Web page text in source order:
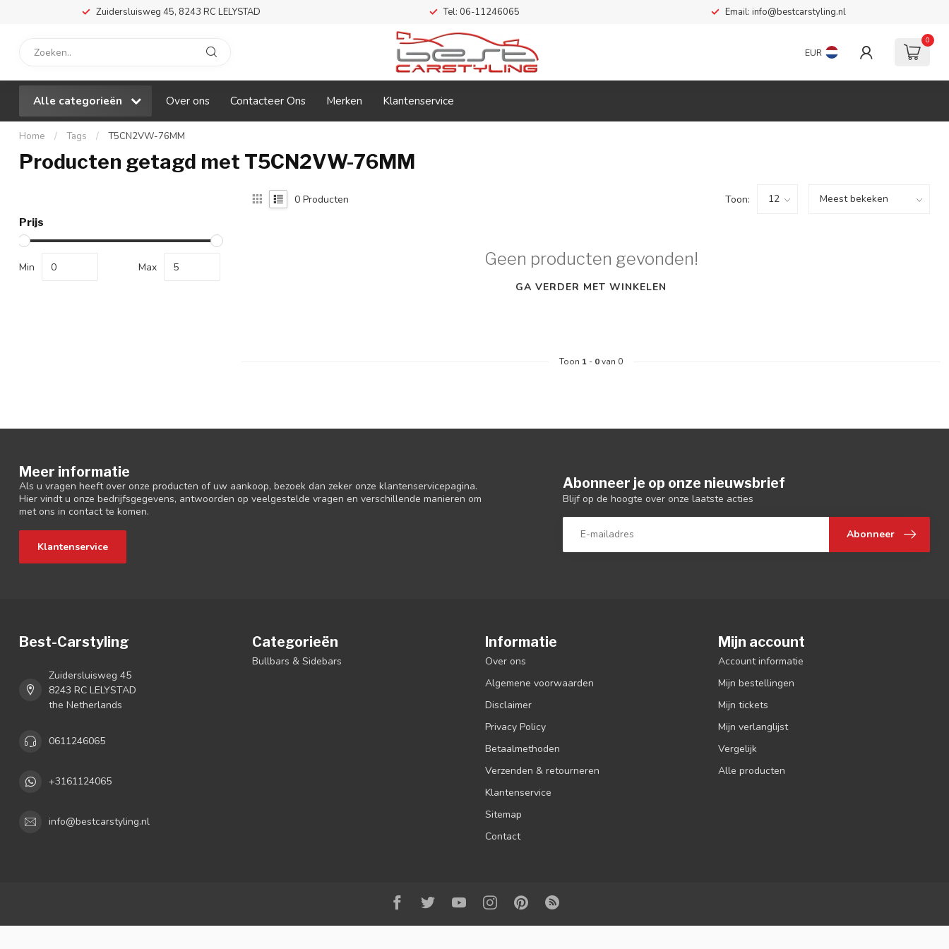
Zuidersluisweg 45, 8243 RC LELYSTAD Tel: 06-11246065 Email: info@bestcarstyling.nl
EUR
0
Alle categorieën Over ons Contacteer Ons Merken Klantenservice
Home / Tags / T5CN2VW-76MM
Producten getagd met T5CN2VW-76MM
Prijs
Min Max
0 Producten Toon:
Geen producten gevonden!
GA VERDER MET WINKELEN
Toon 1 - 0van 0
Meer informatie
Als u vragen heeft over onze producten of uw aankoop, bezoek dan zeker onze klantenservicepagina.
Hier vindt u onze bedrijfsgegevens, antwoorden op veelgestelde vragen en verschillende manieren om
met ons in contact te komen.
Klantenservice
Abonneer je op onze nieuwsbrief
Blijf op de hoogte over onze laatste acties
Abonneer
Best-Carstyling
Zuidersluisweg 45
8243 RC LELYSTAD
the Netherlands
0611246065
+3161124065
info@bestcarstyling.nl
Categorieën
Bullbars & Sidebars
Informatie
Over ons
Algemene voorwaarden
Disclaimer
Privacy Policy
Betaalmethoden
Verzenden & retourneren
Klantenservice
Sitemap
Contact
Mijn account
Account informatie
Mijn bestellingen
Mijn tickets
Mijn verlanglijst
Vergelijk
Alle producten